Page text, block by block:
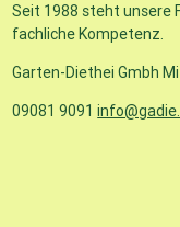
Seit 1988 steht unsere
fachliche Kompetenz.
Garten-Diethei Gmbh
09081 9091